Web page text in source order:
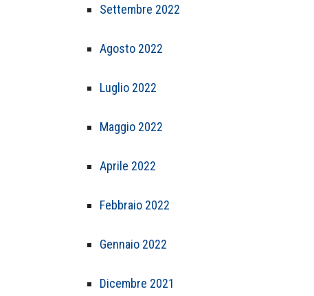
Settembre 2022
Agosto 2022
Luglio 2022
Maggio 2022
Aprile 2022
Febbraio 2022
Gennaio 2022
Dicembre 2021